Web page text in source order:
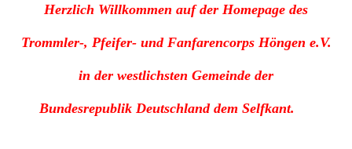
Herzlich Willkommen auf der Homepage des
Trommler-, Pfeifer- und Fanfarencorps Höngen e.V.
in der westlichsten Gemeinde der
Bundesrepublik Deutschland dem Selfkant.